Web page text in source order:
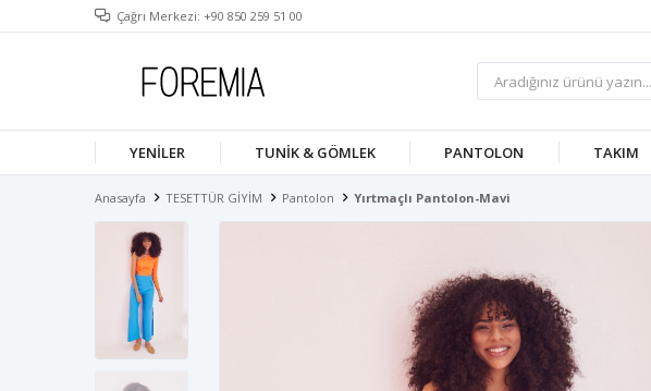
Çağrı Merkezi: +90 850 259 51 00
YENILER TUNIK & GÖMLEK PANTOLON TAKIM
Anasayfa TESETTÜR GİYİM Pantolon Yırtmaçlı Pantolon-Mavi